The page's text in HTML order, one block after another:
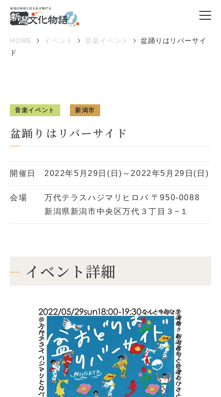
HOME イベント 音楽イベント
盆踊りはリバーサイ
ド
音楽イベント 新潟市
盆踊りはリバーサイド
開催日 2022年5月29日(日)～2022年5月29日(日)
会場
万代テラスハジマリヒロバ 〒950-0088
新潟県新潟市中央区万代３丁目３−１
イベント詳細